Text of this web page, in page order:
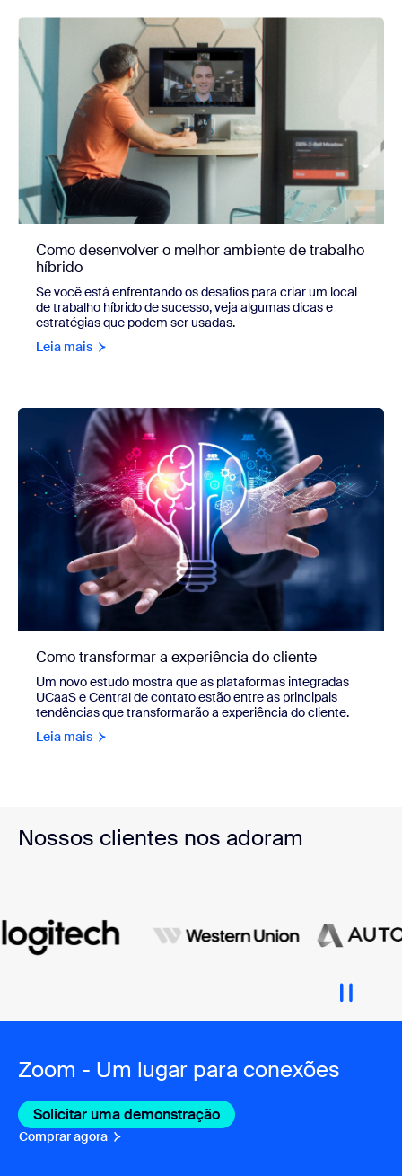
Como desenvolver o melhor ambiente de trabalho
híbrido
Se você está enfrentando os desafios para criar um local
de trabalho híbrido de sucesso, veja algumas dicas e
estratégias que podem ser usadas.
Leia mais
Como transformar a experiência do cliente
Um novo estudo mostra que as plataformas integradas
UCaaS e Central de contato estão entre as principais
tendências que transformarão a experiência do cliente.
Leia mais
Nossos clientes nos adoram
Zoom - Um lugar para conexões
Solicitar uma demonstração
Comprar agora